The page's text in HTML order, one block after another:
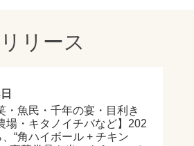
リース
・魚民・千年の宴・目利き
場・キタノイチバなど】202
“角ハイボール + チキン